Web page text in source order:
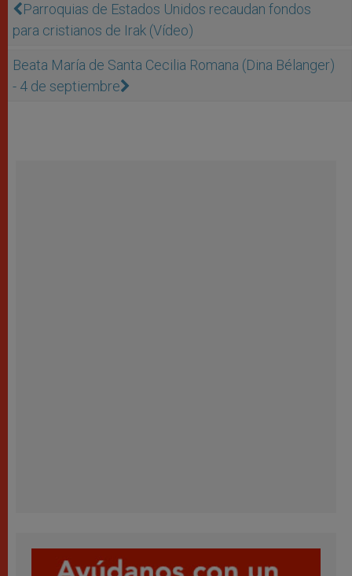
Parroquias de Estados Unidos recaudan fondos
para cristianos de Irak (Vídeo)
Beata María de Santa Cecilia Romana (Dina Bélanger)
- 4 de septiembre